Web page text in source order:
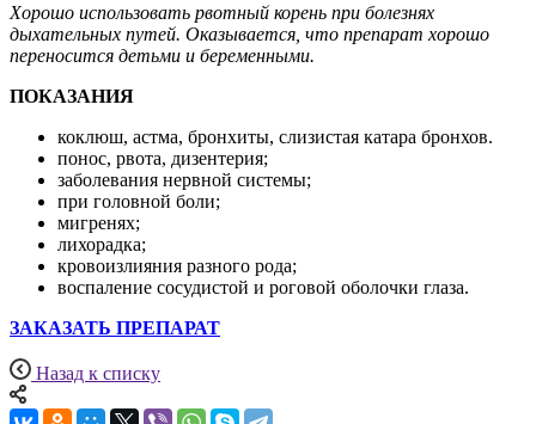
Хорошо использовать рвотный корень при болезнях
дыхательных путей. Оказывается, что препарат хорошо
переносится детьми и беременными.
ПОКАЗАНИЯ
коклюш, астма, бронхиты, слизистая катара бронхов.
понос, рвота, дизентерия;
заболевания нервной системы;
при головной боли;
мигренях;
лихорадка;
кровоизлияния разного рода;
воспаление сосудистой и роговой оболочки глаза.
ЗАКАЗАТЬ ПРЕПАРАТ
Назад к списку